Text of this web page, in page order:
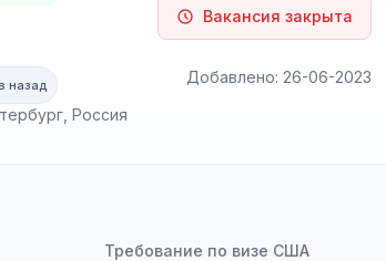
Вакансия закрыта
назад
Россия
Добавлено: 26-06-2023
Требование по визе США